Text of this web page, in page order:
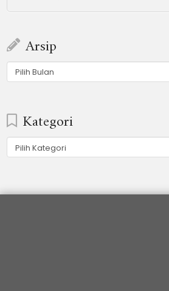
Arsip
Arsip
Kategori
Kategori